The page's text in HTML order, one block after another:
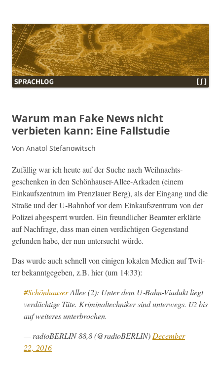
Warum man Fake News nicht
verbieten kann: Eine Fallstudie
Von Anatol Stefanowitsch
Zufäl­lig war ich heute auf der Suche nach Wei­h­nachts­
geschenken in den Schön­hauser-Allee-Arkaden (einem
Einkauf­szen­trum im Pren­zlauer Berg), als der Ein­gang und die
Straße und der U‑Bahnhof vor dem Einkauf­szen­trum von der
Polizei abges­per­rt wur­den. Ein fre­undlich­er Beamter erk­lärte
auf Nach­frage, dass man einen verdächti­gen Gegen­stand
gefun­den habe, der nun unter­sucht würde.
Das wurde auch schnell von eini­gen lokalen Medi­en auf Twit­
ter bekan­nt­gegeben, z.B. hier (um 14:33):
#Schön­hauserAllee (2): Unter dem U‑Bahn-Viadukt liegt
verdächtige Tüte. Krim­inal­tech­niker sind unter­wegs. U2 bis
auf weit­eres unterbrochen.
— radioBER­LIN 88,8 (@radioBERLIN) Decem­ber
22, 2016